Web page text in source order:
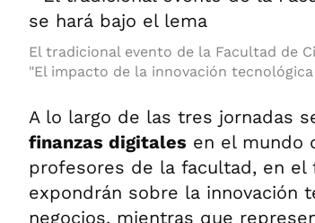
El tradicional evento de la Facultad de
"El impacto de la innovación
A lo largo de las tres jornadas
finanzas digitales en el mundo
profesores de la facultad, en el
expondrán sobre la innovación
negocios, mientras que